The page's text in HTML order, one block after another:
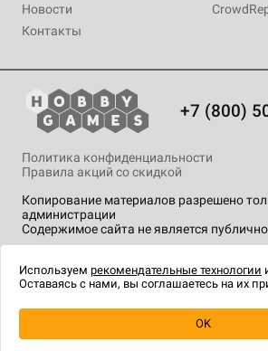
Новости
Контакты
+7 (800)
Копирование материалов разрешено
администрации
Содержимое сайта не является
Политика конфиденциальности
Правила акций со скидкой
технологии .
Используем рекомендательные технологии
Оставаясь с нами, вы соглашаетесь на их
OK